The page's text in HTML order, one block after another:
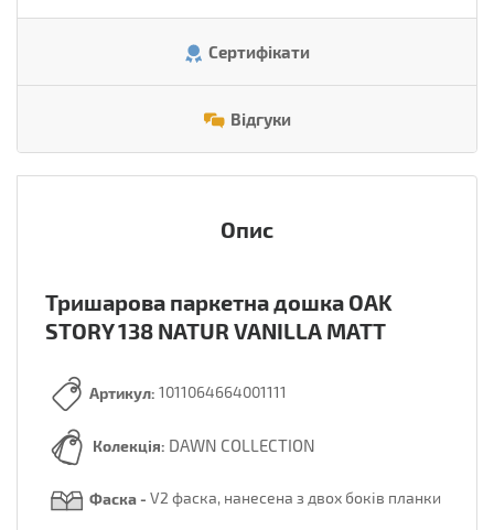
Сертифікати
Відгуки
Опис
Тришарова паркетна дошка OAK
STORY 138 NATUR VANILLA MATT
Артикул: 1011064664001111
Колекція: DAWN COLLECTION
Фаска - V2 фаска, нанесена з двох боків планки